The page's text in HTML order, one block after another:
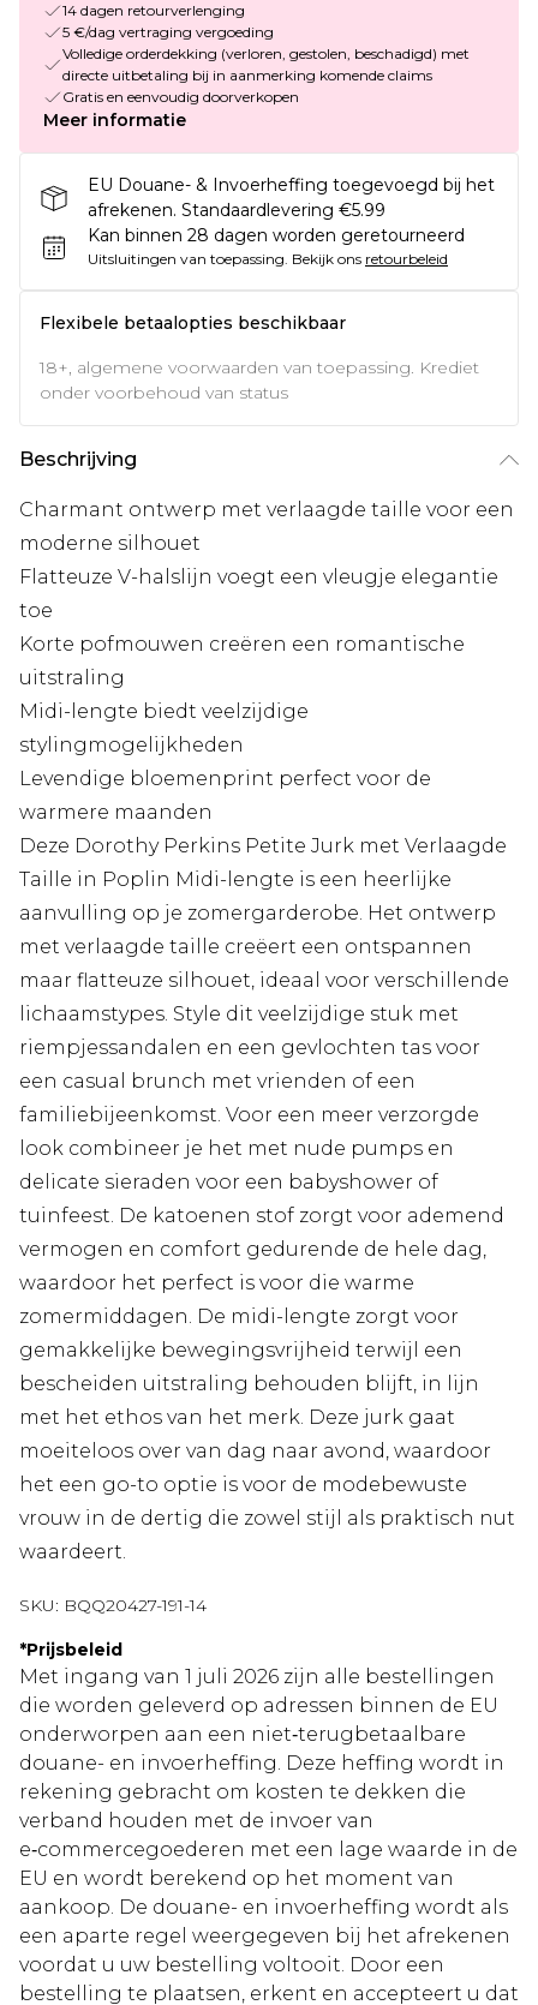
14 dagen retourverlenging
5 €/dag vertraging vergoeding
Volledige orderdekking (verloren, gestolen, beschadigd) met
directe uitbetaling bij in aanmerking komende claims
Gratis en eenvoudig doorverkopen
Meer informatie
EU Douane- & Invoerheffing toegevoegd bij het
afrekenen. Standaardlevering €5.99
Kan binnen 28 dagen worden geretourneerd
Uitsluitingen van toepassing. Bekijk ons retourbeleid
Flexibele betaalopties beschikbaar
18+, algemene voorwaarden van toepassing. Krediet
onder voorbehoud van status
Beschrijving
Charmant ontwerp met verlaagde taille voor een
moderne silhouet
Flatteuze V-halslijn voegt een vleugje elegantie
toe
Korte pofmouwen creëren een romantische
uitstraling
Midi-lengte biedt veelzijdige
stylingmogelijkheden
Levendige bloemenprint perfect voor de
warmere maanden
Deze Dorothy Perkins Petite Jurk met Verlaagde
Taille in Poplin Midi-lengte is een heerlijke
aanvulling op je zomergarderobe. Het ontwerp
met verlaagde taille creëert een ontspannen
maar flatteuze silhouet, ideaal voor verschillende
lichaamstypes. Style dit veelzijdige stuk met
riempjessandalen en een gevlochten tas voor
een casual brunch met vrienden of een
familiebijeenkomst. Voor een meer verzorgde
look combineer je het met nude pumps en
delicate sieraden voor een babyshower of
tuinfeest. De katoenen stof zorgt voor ademend
vermogen en comfort gedurende de hele dag,
waardoor het perfect is voor die warme
zomermiddagen. De midi-lengte zorgt voor
gemakkelijke bewegingsvrijheid terwijl een
bescheiden uitstraling behouden blijft, in lijn
met het ethos van het merk. Deze jurk gaat
moeiteloos over van dag naar avond, waardoor
het een go-to optie is voor de modebewuste
vrouw in de dertig die zowel stijl als praktisch nut
waardeert.
SKU: BQQ20427-191-14
*Prijsbeleid
Met ingang van 1 juli 2026 zijn alle bestellingen
die worden geleverd op adressen binnen de EU
onderworpen aan een niet‑terugbetaalbare
douane- en invoerheffing. Deze heffing wordt in
rekening gebracht om kosten te dekken die
verband houden met de invoer van
e‑commercegoederen met een lage waarde in de
EU en wordt berekend op het moment van
aankoop. De douane- en invoerheffing wordt als
een aparte regel weergegeven bij het afrekenen
voordat u uw bestelling voltooit. Door een
bestelling te plaatsen, erkent en accepteert u dat